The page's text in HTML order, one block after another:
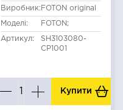
Виробник: FOTON original
Моделі: FOTON;
Артикул:
SH3103080-
CP1001
Купити